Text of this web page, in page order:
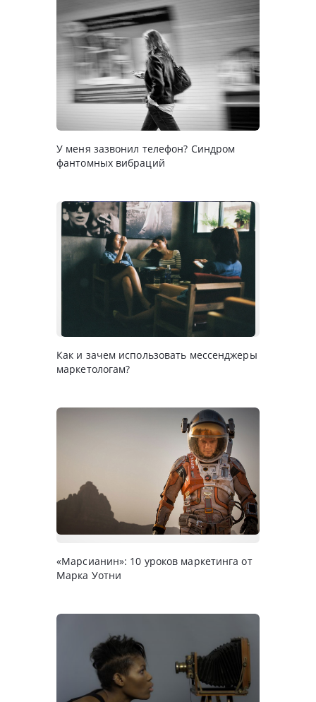
У меня зазвонил телефон? Синдром
фантомных вибраций
Как и зачем использовать мессенджеры
маркетологам?
«Марсианин»: 10 уроков маркетинга от
Марка Уотни